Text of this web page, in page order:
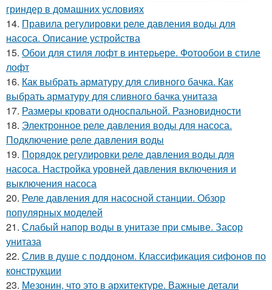
гриндер в домашних условиях
14. Правила регулировки реле давления воды для
насоса. Описание устройства
15. Обои для стиля лофт в интерьере. Фотообои в стиле
лофт
16. Как выбрать арматуру для сливного бачка. Как
выбрать арматуру для сливного бачка унитаза
17. Размеры кровати односпальной. Разновидности
18. Электронное реле давления воды для насоса.
Подключение реле давления воды
19. Порядок регулировки реле давления воды для
насоса. Настройка уровней давления включения и
выключения насоса
20. Реле давления для насосной станции. Обзор
популярных моделей
21. Слабый напор воды в унитазе при смыве. Засор
унитаза
22. Слив в душе с поддоном. Классификация сифонов по
конструкции
23. Мезонин, что это в архитектуре. Важные детали